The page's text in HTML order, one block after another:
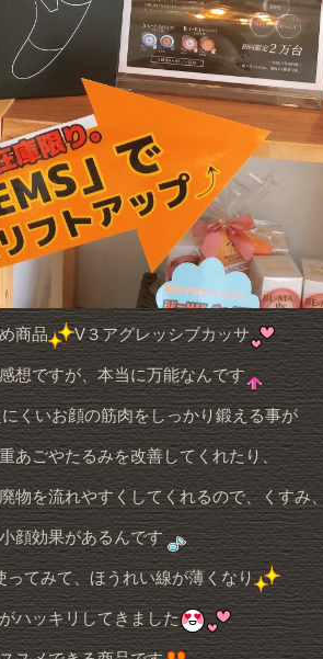
商品 V３アグレッシブカッサ
想ですが、本当に万能なんです
くいお顔の筋肉をしっかり鍛える事が
あごやたるみを改善してくれたり、
物を流れやすくしてくれるので、くすみ、
顔効果があるんです
ってみて、ほうれい線が薄くなり
ハッキリしてきました